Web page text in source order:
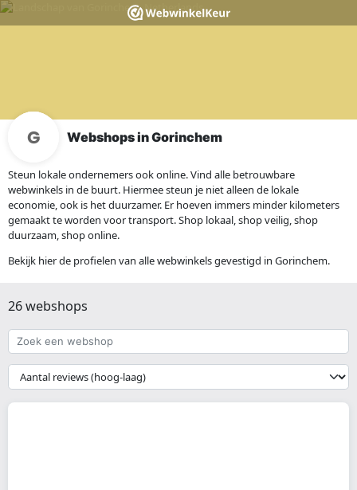
Webshops in Gorinchem
Steun lokale ondernemers ook online. Vind alle betrouwbare
webwinkels in de buurt. Hiermee steun je niet alleen de lokale
economie, ook is het duurzamer. Er hoeven immers minder kilometers
gemaakt te worden voor transport. Shop lokaal, shop veilig, shop
duurzaam, shop online.
Bekijk hier de profielen van alle webwinkels gevestigd in Gorinchem.
26 webshops
Zoek
een
webshop
{{
__('Sort')
}}